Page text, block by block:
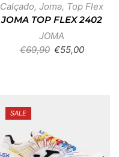
Calçado, Joma, Top Flex
JOMA TOP FLEX 2402
JOMA
€69,90 €55,00
SALE